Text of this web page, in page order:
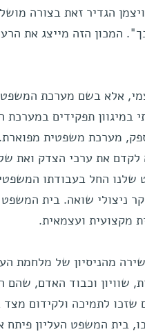
הגדיר זאת בצורה
המכון הזה מייצג את
אלא בשם מערכת המשפט
הדמוקרטיה. במשך יותר מ-40 שנה שירתי במיגוון תפקידים
מערכת משפטית
את ערכי הצדק ואת
החל בעבודתו
ניצולי שואה. בית המשפט
מקצועית ועצמאית.
מהניסיון של מלחמת
שוויון וכבוד האדם, שהם
שזכו לתמיכה ולקידום מצד
בית המשפט העליון פיתח